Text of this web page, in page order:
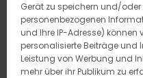
Gerät zu speichern und/
personenbezogenen
und Ihre IP-Adresse) können
personalisierte Beiträge und
Leistung von Werbung und
mehr über ihr Publikum zu